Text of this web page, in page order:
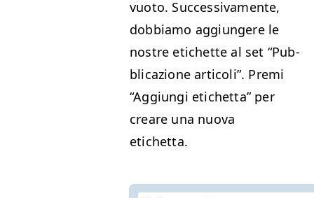
vuo­to. Suc­ces­si­va­mente,
dob­bi­amo aggiun­gere le
nos­tre etichette al set “Pub­
bli­cazione arti­coli”. Pre­mi
“Aggiun­gi etichet­ta” per
creare una nuo­va
etichetta.